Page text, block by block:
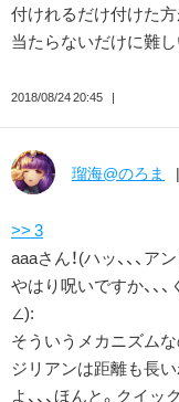
付けれるだけ付けた
当たらないだけに難し
2018/08/24 20:45
瑠海@のろま
>> 3
aaaさん！(ハッ、、、
やはり呪いですか、、
∠):
そういうメカニズムな
ジリアンは距離も長
よ、、、ほんと。クイ